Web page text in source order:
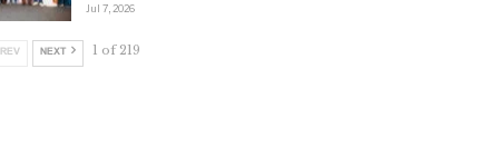
Jul 7, 2026
NEXT 1 of 219